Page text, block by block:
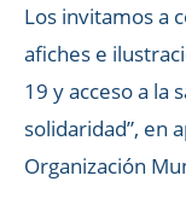
Los invitamos a
afiches e
19 y acceso a la
solidaridad”, en
Organización